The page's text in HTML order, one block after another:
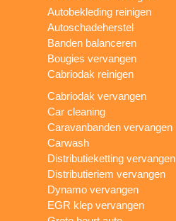
Autobekleding reinigen
Autoschadeherstel
Banden balanceren
Bougies vervangen
Cabriodak reinigen
Cabriodak vervangen
Car cleaning
Caravanbanden vervangen
Carwash
Distributieketting vervangen
Distributieriem vervangen
Dynamo vervangen
EGR klep vervangen